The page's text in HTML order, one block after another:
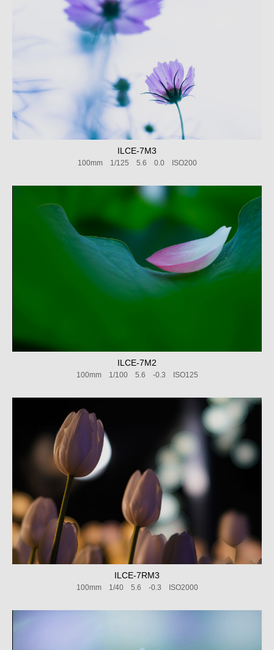
ILCE-7M3
100mm 1/125 5.6 0.0 ISO200
ILCE-7M2
100mm 1/100 5.6 -0.3 ISO125
ILCE-7RM3
100mm 1/40 5.6 -0.3 ISO2000